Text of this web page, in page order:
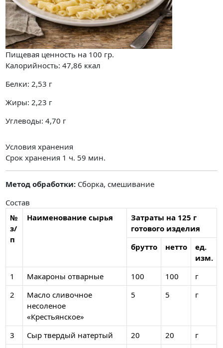
Пищевая ценность на 100 гр.
Калорийность: 47,86 ккал
Белки: 2,53 г
Жиры: 2,23 г
Углеводы: 4,70 г
Условия хранения
Срок хранения 1 ч. 59 мин.
Метод обработки: Сборка, смешивание
Состав
№
з/
п
Наименование сырья
Затраты на 125 г
готового изделия
брутто
нетто
ед.
изм.
1
Макароны отварные 100 100
г
2
Масло сливочное
несоленое
«Крестьянское»
5 5 г
3 Сыр твердый натертый 20 20
г